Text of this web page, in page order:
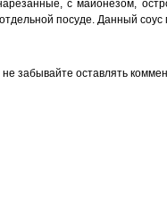
с майонезом,
посуде. Данный
не забывайте оставлять